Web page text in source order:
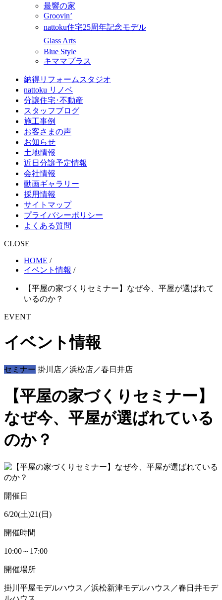
最響の家
Groovin’
nattoku住宅25周年記念モデル
Glass Arts
Blue Style
キママプラス
納得リフォームスタジオ
nattoku リノベ
分譲住宅･不動産
スタッフブログ
施工事例
お客さまの声
お知らせ
土地情報
近日分譲予定情報
会社情報
動画ギャラリー
採用情報
サイトマップ
プライバシーポリシー
よくある質問
CLOSE
HOME /
イベント情報 /
【平屋の家づくりセミナー】なぜ今、平屋が選ばれて
いるのか？
EVENT
イベント情報
セミナー 掛川店／浜松店／春日井店
【平屋の家づくりセミナー】
なぜ今、平屋が選ばれている
のか？
開催日
6/20(土)21(日)
開催時間
10:00～17:00
開催場所
掛川平屋モデルハウス／浜松新津モデルハウス／春日井モデ
ルハウス